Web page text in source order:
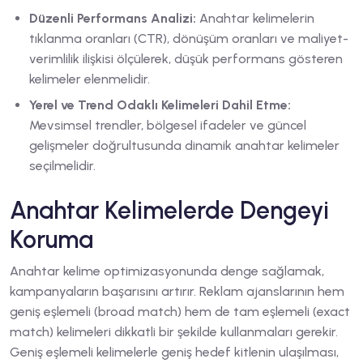
Düzenli Performans Analizi: Anahtar kelimelerin
tıklanma oranları (CTR), dönüşüm oranları ve maliyet-
verimlilik ilişkisi ölçülerek, düşük performans gösteren
kelimeler elenmelidir.
Yerel ve Trend Odaklı Kelimeleri Dahil Etme:
Mevsimsel trendler, bölgesel ifadeler ve güncel
gelişmeler doğrultusunda dinamik anahtar kelimeler
seçilmelidir.
Anahtar Kelimelerde Dengeyi
Koruma
Anahtar kelime optimizasyonunda denge sağlamak,
kampanyaların başarısını artırır. Reklam ajanslarının hem
geniş eşlemeli (broad match) hem de tam eşlemeli (exact
match) kelimeleri dikkatli bir şekilde kullanmaları gerekir.
Geniş eşlemeli kelimelerle geniş hedef kitlenin ulaşılması,